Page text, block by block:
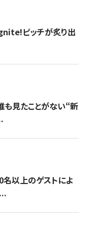
ピッチが炙り出
も見たことがない“新
名以上のゲストによ